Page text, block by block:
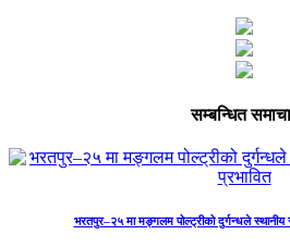
सम्बन्धित
भरतपुर–२५ मा मङ्गलम पोल्ट्रीको दुर्गन्धले